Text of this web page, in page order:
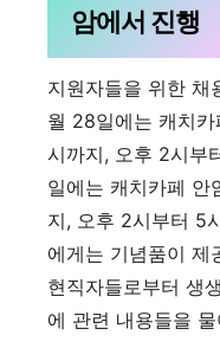
암에서 진행
지원자들을 위한 채
월 28일에는 캐치
시까지, 오후 2시부
일에는 캐치카페 안
지, 오후 2시부터 5
에게는 기념품이 제
현직자들로부터 생
에 관련 내용들을